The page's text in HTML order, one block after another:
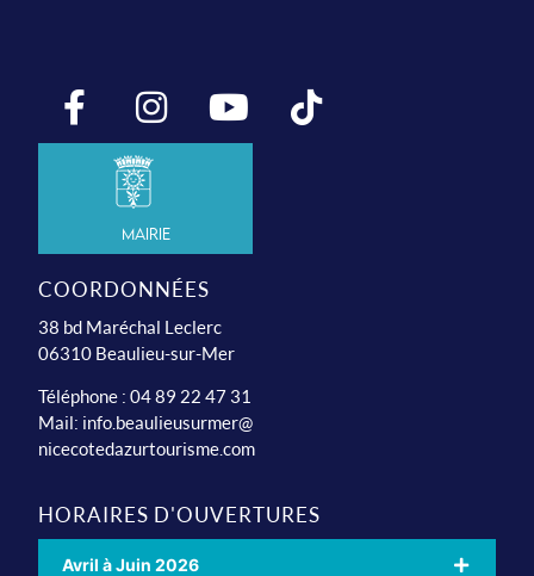
Mairie
COORDONNÉES
38 bd Maréchal Leclerc
06310 Beaulieu-sur-Mer
Téléphone : 04 89 22 47 31
Mail: info.beaulieusurmer@
nicecotedazurtourisme.com
HORAIRES D'OUVERTURES
Avril à Juin 2026